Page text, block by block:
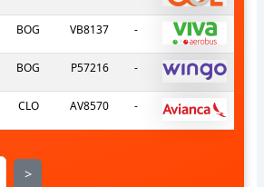
BOG VB8137 -
BOG P57216 -
CLO AV8570 -
>